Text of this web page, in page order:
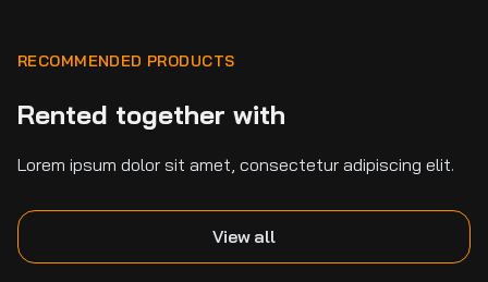
RECOMMENDED PRODUCTS
Rented together with
Lorem ipsum dolor sit amet, consectetur adipiscing elit.
View all